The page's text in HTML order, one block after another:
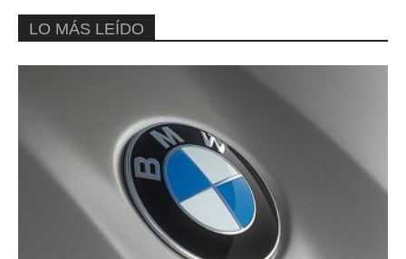
LO MÁS LEÍDO